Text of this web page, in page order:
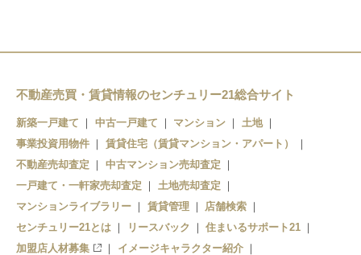
稲戸井駅
戸頭駅
不動産売買・賃貸情報のセンチュリー21総合サイト
新築一戸建て 中古一戸建て マンション
土地
事業投資用物件
賃貸住宅（賃貸マンション・アパート）
不動産売却査定
中古マンション売却査定
一戸建て・一軒家売却査定
土地売却査定
マンションライブラリー
賃貸管理
店舗検索
センチュリー21とは
リースバック
住まいるサポート21
加盟店人材募集
イメージキャラクター紹介